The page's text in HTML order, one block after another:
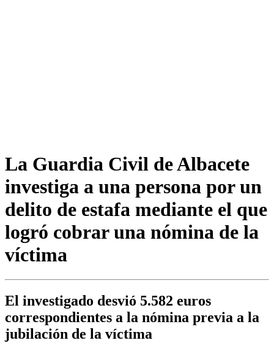
La Guardia Civil de Albacete
investiga a una persona por un
delito de estafa mediante el que
logró cobrar una nómina de la
víctima
El investigado desvió 5.582 euros
correspondientes a la nómina previa a la
jubilación de la víctima